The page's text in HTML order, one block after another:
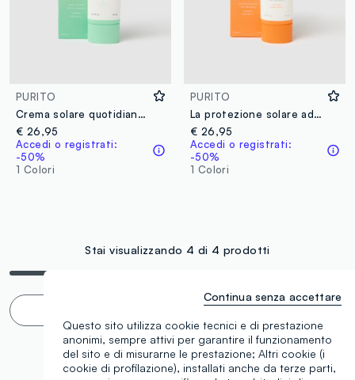
PURITO
Crema solare quotidiana - skincare coreana
€ 26,95
Accedi o registrati:
-50%
1 Colori
PURITO
La protezione solare ad ampio spettro arricchita con 5 ceramidi - skincare coreana
€ 26,95
Accedi o registrati:
-50%
1 Colori
Stai visualizzando 4 di 4 prodotti
Questo sito utilizza cookie tecnici e di prestazione
anonimi, sempre attivi per garantire il funzionamento
del sito e di misurarne le prestazione; Altri cookie (i
cookie di profilazione), installati anche da terze parti,
Continua senza accettare